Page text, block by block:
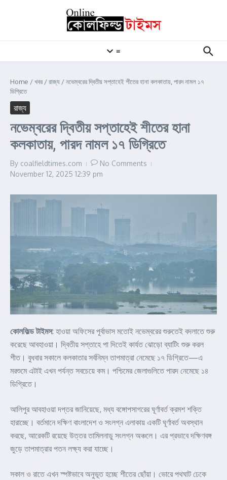
≡
Home /খবর /রাজ্য /নভেম্বরের দ্বিতীয় সপ্তাহেই শীতের হানা কলকাতায়, পারদ নামল ১৭
ডিগ্রিতে
রাজ্য
নভেম্বরের দ্বিতীয় সপ্তাহেই শীতের হানা
কলকাতায়, পারদ নামল ১৭ ডিগ্রিতে
By coalfieldtimes.com
No Comments
November 12, 2025 12:39 pm
কোলফিল্ড টাইমস: হাওয়া অফিসের পূর্বাভাস মতোই নভেম্বরের শুরুতেই বদলাতে শুরু
করেছে আবহাওয়া। দ্বিতীয় সপ্তাহে পা দিতেই কার্যত ঝোড়ো ব্যাটিং শুরু করল
শীত। বুধবার সকালে কলকাতার সর্বনিম্ন তাপমাত্রা নেমেছে ১৭ ডিগ্রিতে—এ
মরশুমে এটাই এখন পর্যন্ত সবচেয়ে কম। পশ্চিমের জেলাগুলিতে পারদ নেমেছে ১৪
ডিগ্রিতে।
আলিপুর আবহাওয়া দপ্তর জানিয়েছে, মধ্য বঙ্গোপসাগরের ঘূর্ণাবর্ত ক্রমশ শক্তি
হারাচ্ছে। বর্তমানে দক্ষিণ বাংলাদেশ ও সংলগ্ন এলাকায় একটি ঘূর্ণাবর্ত অবস্থান
করছে, আরেকটি রয়েছে উত্তর তামিলনাড়ু সংলগ্ন অঞ্চলে। এর প্রভাবে দক্ষিণবঙ্গ
জুড়ে তাপমাত্রার পতন লক্ষ্য করা যাচ্ছে।
সকাল ও রাতে এখন স্পষ্টভাবে অনুভূত হচ্ছে শীতের ছোঁয়া। ভোরে পথঘাট ঢেকে